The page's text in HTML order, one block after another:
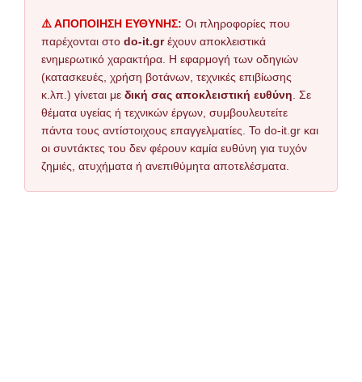
⚠️ ΑΠΟΠΟΙΗΣΗ ΕΥΘΥΝΗΣ: Οι πληροφορίες που
παρέχονται στο do-it.grέχουν αποκλειστικά
ενημερωτικό χαρακτήρα. Η εφαρμογή των οδηγιών
(κατασκευές, χρήση βοτάνων, τεχνικές επιβίωσης
κ.λπ.) γίνεται με δική σας αποκλειστική ευθύνη . Σε
θέματα υγείας ή τεχνικών έργων, συμβουλευτείτε
πάντα τους αντίστοιχους επαγγελματίες. Το do-it.gr και
οι συντάκτες του δεν φέρουν καμία ευθύνη για τυχόν
ζημιές, ατυχήματα ή ανεπιθύμητα αποτελέσματα.